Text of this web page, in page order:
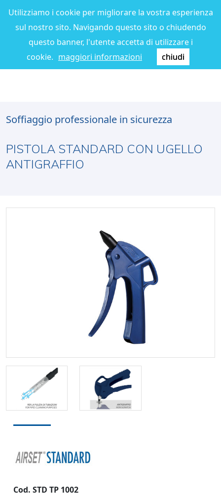
Utilizziamo i cookie per migliorare la vostra esperienza
sul nostro sito. Navigando questo sito o chiudendo
questo banner, l'utente accetta di utilizzare i
cookie. maggiori informazioni chiudi
Soffiaggio professionale in sicurezza
PISTOLA STANDARD CON UGELLO
ANTIGRAFFIO
Cod. STD TP 1002